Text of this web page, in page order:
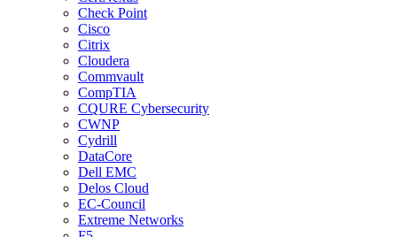
Check Point
Cisco
Citrix
Cloudera
Commvault
CompTIA
CQURE Cybersecurity
CWNP
Cydrill
DataCore
Dell EMC
Delos Cloud
EC-Council
Extreme Networks